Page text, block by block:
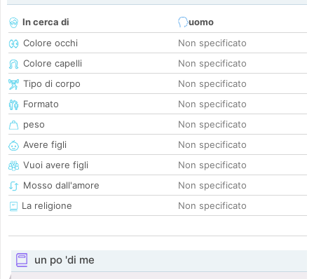
In cerca di
uomo
Colore occhi
Non specificato
Colore capelli
Non specificato
Tipo di corpo
Non specificato
Formato
Non specificato
peso
Non specificato
Avere figli
Non specificato
Vuoi avere figli
Non specificato
Mosso dall'amore
Non specificato
La religione
Non specificato
un po 'di me